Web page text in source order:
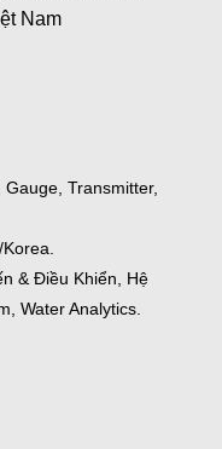
Nam
Gauge, Transmitter,
& Điều Khiển, Hệ
Water Analytics.